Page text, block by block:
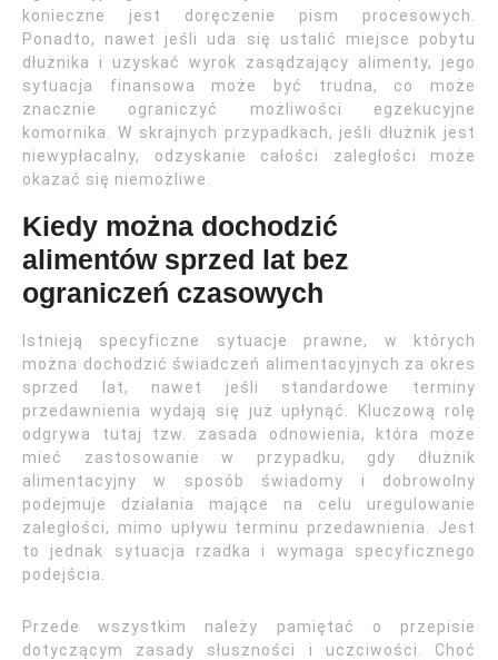
konieczne jest doręczenie pism procesowych.
Ponadto, nawet jeśli uda się ustalić miejsce pobytu
dłużnika i uzyskać wyrok zasądzający alimenty, jego
sytuacja finansowa może być trudna, co może
znacznie ograniczyć możliwości egzekucyjne
komornika. W skrajnych przypadkach, jeśli dłużnik jest
niewypłacalny, odzyskanie całości zaległości może
okazać się niemożliwe.
Kiedy można dochodzić
alimentów sprzed lat bez
ograniczeń czasowych
Istnieją specyficzne sytuacje prawne, w których
można dochodzić świadczeń alimentacyjnych za okres
sprzed lat, nawet jeśli standardowe terminy
przedawnienia wydają się już upłynąć. Kluczową rolę
odgrywa tutaj tzw. zasada odnowienia, która może
mieć zastosowanie w przypadku, gdy dłużnik
alimentacyjny w sposób świadomy i dobrowolny
podejmuje działania mające na celu uregulowanie
zaległości, mimo upływu terminu przedawnienia. Jest
to jednak sytuacja rzadka i wymaga specyficznego
podejścia.
Przede wszystkim należy pamiętać o przepisie
dotyczącym zasady słuszności i uczciwości. Choć